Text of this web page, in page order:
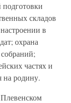
складов
в
охрана
частях и
на родину.